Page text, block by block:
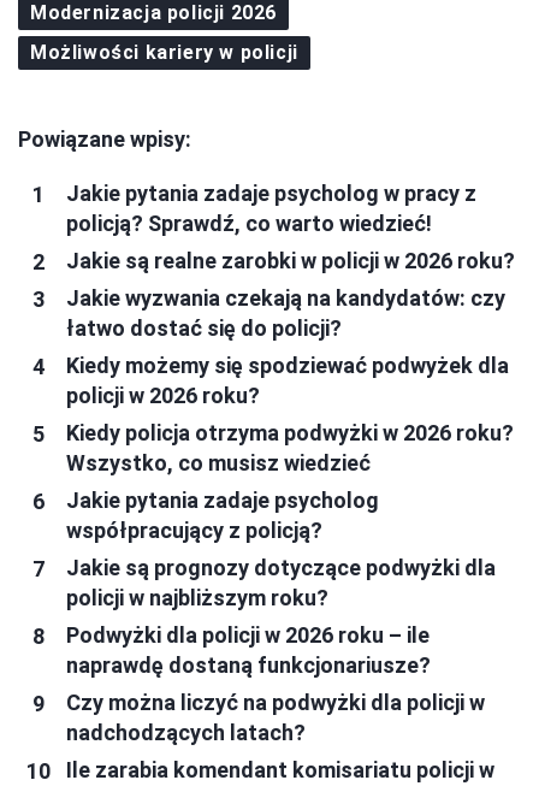
Modernizacja policji 2026
Możliwości kariery w policji
Powiązane wpisy:
Jakie pytania zadaje psycholog w pracy z
policją? Sprawdź, co warto wiedzieć!
Jakie są realne zarobki w policji w 2026 roku?
Jakie wyzwania czekają na kandydatów: czy
łatwo dostać się do policji?
Kiedy możemy się spodziewać podwyżek dla
policji w 2026 roku?
Kiedy policja otrzyma podwyżki w 2026 roku?
Wszystko, co musisz wiedzieć
Jakie pytania zadaje psycholog
współpracujący z policją?
Jakie są prognozy dotyczące podwyżki dla
policji w najbliższym roku?
Podwyżki dla policji w 2026 roku – ile
naprawdę dostaną funkcjonariusze?
Czy można liczyć na podwyżki dla policji w
nadchodzących latach?
Ile zarabia komendant komisariatu policji w